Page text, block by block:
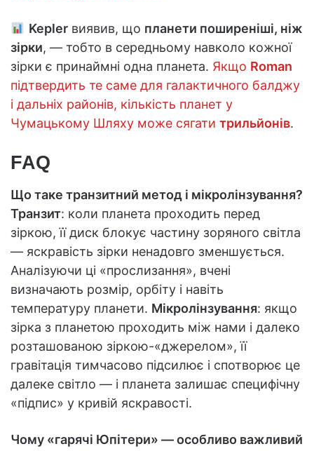
Keplerвиявив, що планети поширеніші, ніж
зірки, — тобто в середньому навколо кожної
зірки є принаймні одна планета. Якщо Roman
підтвердить те саме для галактичного балджу
і дальніх районів, кількість планет у
Чумацькому Шляху може сягати трильйонів.
FAQ
Що таке транзитний метод і мікролінзування?
Транзит: коли планета проходить перед
зіркою, її диск блокує частину зоряного світла
— яскравість зірки ненадовго зменшується.
Аналізуючи ці «прослизання», вчені
визначають розмір, орбіту і навіть
температуру планети. Мікролінзування: якщо
зірка з планетою проходить між нами і далеко
розташованою зіркою-«джерелом», її
гравітація тимчасово підсилює і спотворює це
далеке світло — і планета залишає специфічну
«підпис» у кривій яскравості.
Чому «гарячі Юпітери» — особливо важливий